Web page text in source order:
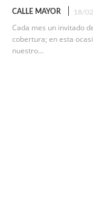
CALLE MAYOR 18/
Cada mes un invitado
cobertura; en esta
nuestro...